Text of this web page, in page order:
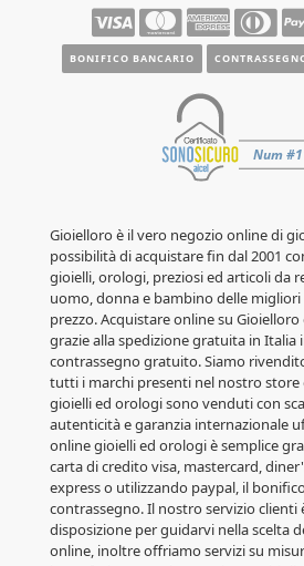
BONIFICO BANCARIO
Gioielloro è il vero negozio online di
possibilità di acquistare fin dal 2001
gioielli, orologi, preziosi ed articoli da
uomo, donna e bambino delle
prezzo. Acquistare online su Gioielloro
grazie alla spedizione gratuita in Italia
contrassegno gratuito. Siamo
tutti i marchi presenti nel nostro
gioielli ed orologi sono venduti con
autenticità e garanzia internazionale
online gioielli ed orologi è semplice
carta di credito visa, mastercard,
express o utilizzando paypal, il
contrassegno. Il nostro servizio clienti
disposizione per guidarvi nella scelta
online, inoltre offriamo servizi su